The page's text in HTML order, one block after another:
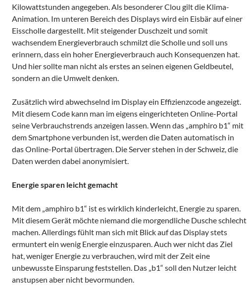
Kilowattstunden angegeben. Als besonderer Clou gilt die Klima-
Animation. Im unteren Bereich des Displays wird ein Eisbär auf einer
Eisscholle dargestellt. Mit steigender Duschzeit und somit
wachsendem Energieverbrauch schmilzt die Scholle und soll uns
erinnern, dass ein hoher Energieverbrauch auch Konsequenzen hat.
Und hier sollte man nicht als erstes an seinen eigenen Geldbeutel,
sondern an die Umwelt denken.
Zusätzlich wird abwechselnd im Display ein Effizienzcode angezeigt.
Mit diesem Code kann man im eigens eingerichteten Online-Portal
seine Verbrauchstrends anzeigen lassen. Wenn das „amphiro b1“ mit
dem Smartphone verbunden ist, werden die Daten automatisch in
das Online-Portal übertragen. Die Server stehen in der Schweiz, die
Daten werden dabei anonymisiert.
Energie sparen leicht gemacht
Mit dem „amphiro b1“ ist es wirklich kinderleicht, Energie zu sparen.
Mit diesem Gerät möchte niemand die morgendliche Dusche schlecht
machen. Allerdings fühlt man sich mit Blick auf das Display stets
ermuntert ein wenig Energie einzusparen. Auch wer nicht das Ziel
hat, weniger Energie zu verbrauchen, wird mit der Zeit eine
unbewusste Einsparung feststellen. Das „b1“ soll den Nutzer leicht
anstupsen aber nicht bevormunden.